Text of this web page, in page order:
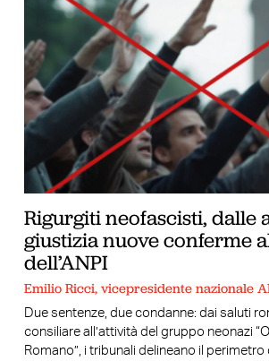
Rigurgiti neofascisti, dalle
giustizia nuove conferme
dell’ANPI
Emilio Ricci, vicepresidente nazionale
Due sentenze, due condanne: dai saluti
consiliare all’attività del gruppo neonazi
Romano”, i tribunali delineano il